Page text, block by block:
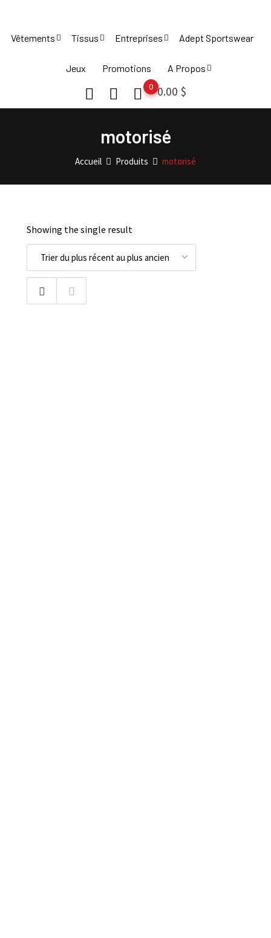
content
Vêtements Tissus Entreprises Adept Sportswear
Jeux Promotions A Propos
0.00 $
0
motorisé
Accueil Produits motorisé
Showing the single result